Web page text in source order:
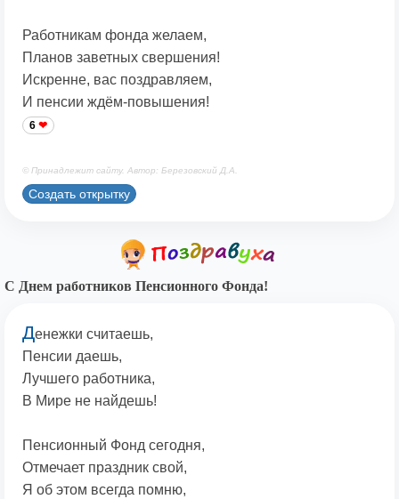
Работникам фонда желаем,
Планов заветных свершения!
Искренне, вас поздравляем,
И пенсии ждём-повышения!
6
© Принадлежит сайту. Автор: Березовский Д.А.
Создать открытку
С Днем работников Пенсионного Фонда!
Денежки считаешь,
Пенсии даешь,
Лучшего работника,
В Мире не найдешь!
Пенсионный Фонд сегодня,
Отмечает праздник свой,
Я об этом всегда помню,